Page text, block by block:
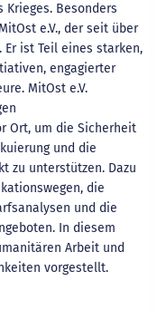
Besonders
e.V., der seit über
ist Teil eines starken,
engagierter
MitOst e.V.
Ort, um die Sicherheit
und die
zu unterstützen. Dazu
die
und die
In diesem
Arbeit und
vorgestellt.